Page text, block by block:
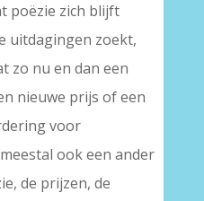
poëzie zich blijft
uitdagingen zoekt,
zo nu en dan een
nieuwe prijs of een
voor
ook een ander
de prijzen, de